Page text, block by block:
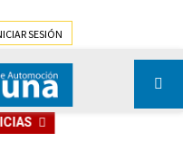
SESIÓN